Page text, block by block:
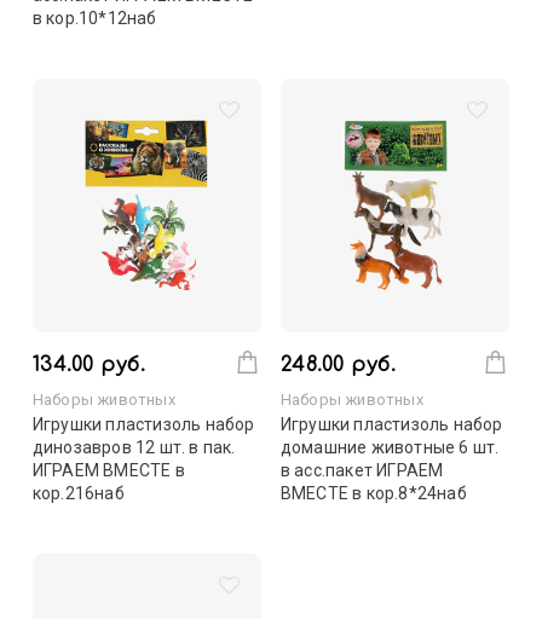
в кор.10*12наб
134.00 руб.
Наборы животных
Игрушки пластизоль набор
динозавров 12 шт. в пак.
ИГРАЕМ ВМЕСТЕ в
кор.216наб
248.00 руб.
Наборы животных
Игрушки пластизоль набор
домашние животные 6 шт.
в асс.пакет ИГРАЕМ
ВМЕСТЕ в кор.8*24наб